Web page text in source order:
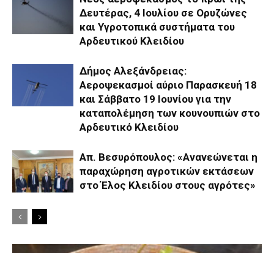
Δευτέρας, 4 Ιουλίου σε Ορυζώνες
και Υγροτοπικά συστήματα του
Αρδευτικού Κλειδίου
Δήμος Αλεξάνδρειας:
Αεροψεκασμοί αύριο Παρασκευή 18
και Σάββατο 19 Ιουνίου για την
καταπολέμηση των κουνουπιών στο
Αρδευτικό Κλειδίου
Απ. Βεσυρόπουλος: «Ανανεώνεται η
παραχώρηση αγροτικών εκτάσεων
στο Έλος Κλειδίου στους αγρότες»